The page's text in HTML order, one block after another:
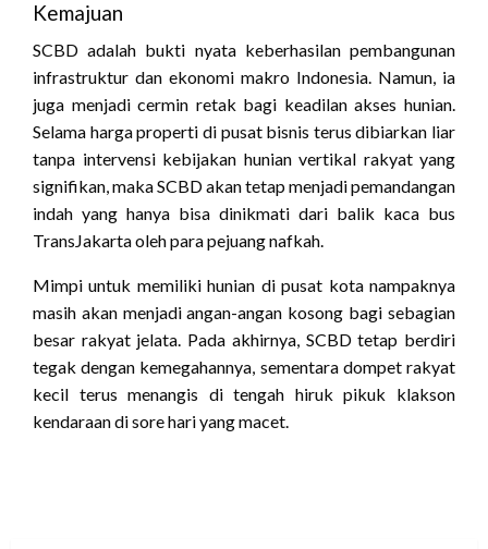
Kemajuan
SCBD adalah bukti nyata keberhasilan pembangunan
infrastruktur dan ekonomi makro Indonesia. Namun, ia
juga menjadi cermin retak bagi keadilan akses hunian.
Selama harga properti di pusat bisnis terus dibiarkan liar
tanpa intervensi kebijakan hunian vertikal rakyat yang
signifikan, maka SCBD akan tetap menjadi pemandangan
indah yang hanya bisa dinikmati dari balik kaca bus
TransJakarta oleh para pejuang nafkah.
Mimpi untuk memiliki hunian di pusat kota nampaknya
masih akan menjadi angan-angan kosong bagi sebagian
besar rakyat jelata. Pada akhirnya, SCBD tetap berdiri
tegak dengan kemegahannya, sementara dompet rakyat
kecil terus menangis di tengah hiruk pikuk klakson
kendaraan di sore hari yang macet.